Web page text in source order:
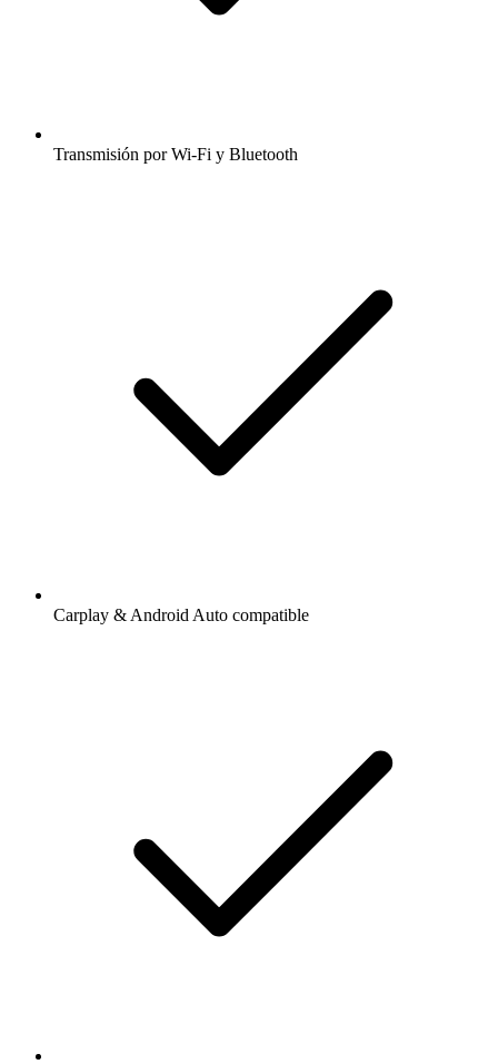
Transmisión por Wi-Fi y Bluetooth
Carplay & Android Auto compatible